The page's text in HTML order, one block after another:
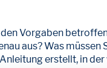
Vorgaben
aus? Was müssen
erstellt, in der